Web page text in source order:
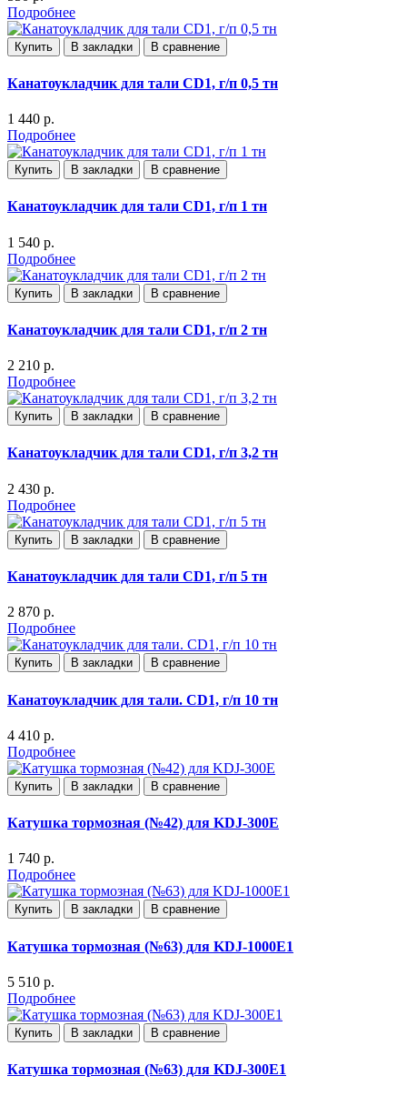
Подробнее
Купить В закладки В сравнение
Канатоукладчик для тали CD1, г/п 0,5 тн
1 440 р.
Подробнее
Купить В закладки В сравнение
Канатоукладчик для тали CD1, г/п 1 тн
1 540 р.
Подробнее
Купить В закладки В сравнение
Канатоукладчик для тали CD1, г/п 2 тн
2 210 р.
Подробнее
Купить В закладки В сравнение
Канатоукладчик для тали CD1, г/п 3,2 тн
2 430 р.
Подробнее
Купить В закладки В сравнение
Канатоукладчик для тали CD1, г/п 5 тн
2 870 р.
Подробнее
Купить В закладки В сравнение
Канатоукладчик для тали. CD1, г/п 10 тн
4 410 р.
Подробнее
Купить В закладки В сравнение
Катушка тормозная (№42) для KDJ-300E
1 740 р.
Подробнее
Купить В закладки В сравнение
Катушка тормозная (№63) для KDJ-1000E1
5 510 р.
Подробнее
Купить В закладки В сравнение
Катушка тормозная (№63) для KDJ-300E1